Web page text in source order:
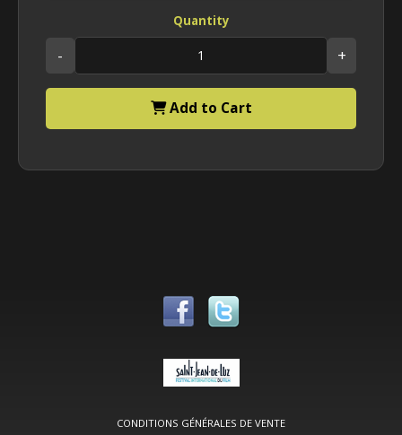
Quantity
- +
Add to Cart
CONDITIONS GÉNÉRALES DE VENTE